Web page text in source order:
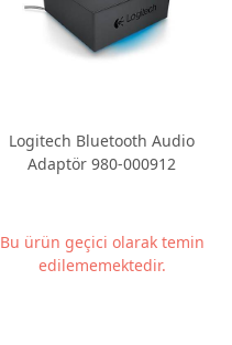
Logitech Bluetooth Audio
Adaptör 980-000912
Bu ürün geçici olarak temin
edilememektedir.